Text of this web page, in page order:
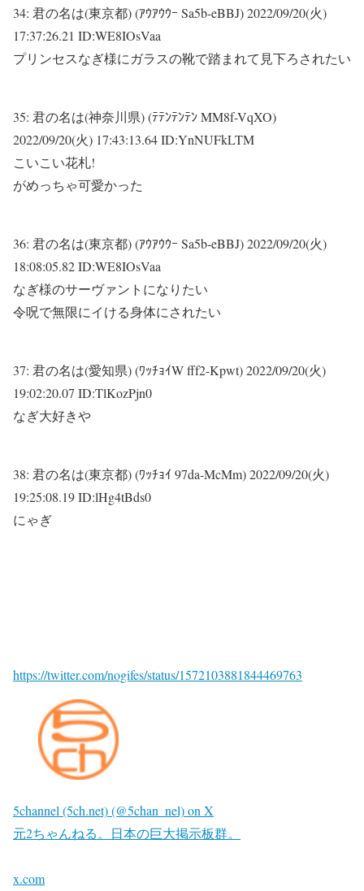
34: 君の名は(東京都) (ｱｳｱｳｳｰ Sa5b-eBBJ)2022/09/20(火)
17:37:26.21 ID:WE8IOsVaa
プリンセスなぎ様にガラスの靴で踏まれて見下ろされたい
35: 君の名は(神奈川県) (ﾃﾃﾝﾃﾝﾃﾝ MM8f-VqXO)
2022/09/20(火) 17:43:13.64 ID:YnNUFkLTM
こいこい花札!
がめっちゃ可愛かった
36: 君の名は(東京都) (ｱｳｱｳｳｰ Sa5b-eBBJ)2022/09/20(火)
18:08:05.82 ID:WE8IOsVaa
なぎ様のサーヴァントになりたい
令呪で無限にイける身体にされたい
37: 君の名は(愛知県) (ﾜｯﾁｮｲW fff2-Kpwt)2022/09/20(火)
19:02:20.07 ID:TlKozPjn0
なぎ大好きや
38: 君の名は(東京都) (ﾜｯﾁｮｲ 97da-McMm)2022/09/20(火)
19:25:08.19 ID:lHg4tBds0
にゃぎ
https://twitter.com/nogifes/status/1572103881844469763
5channel (5ch.net) (@5chan_nel) on X
元2ちゃんねる。日本の巨大掲示板群。
x.com